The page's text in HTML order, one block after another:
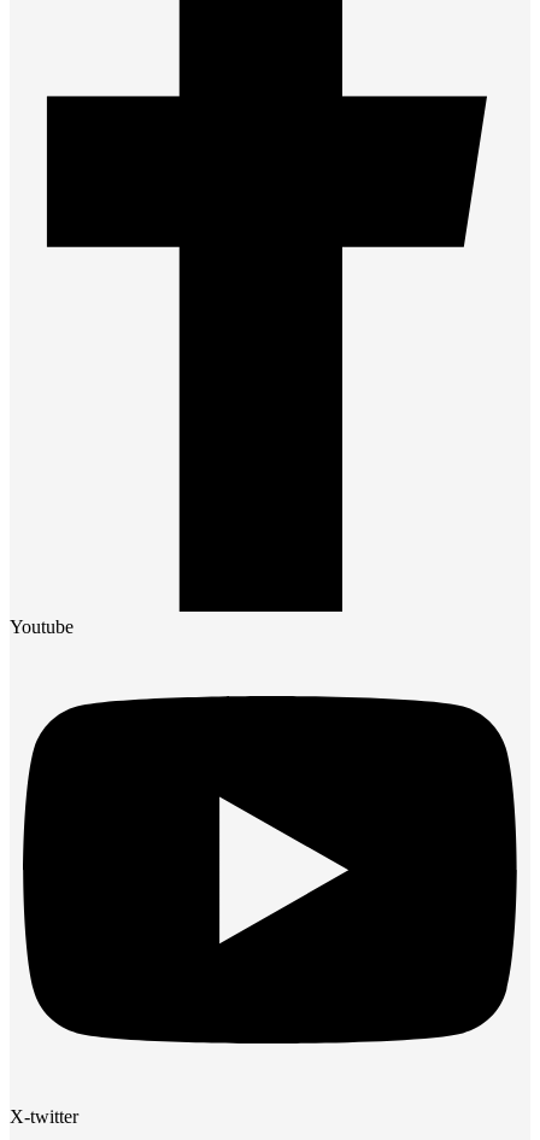
Youtube
X-twitter